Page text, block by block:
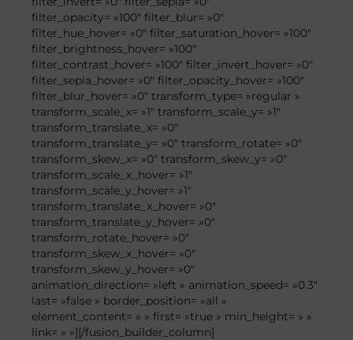
filter_opacity= »100″ filter_blur= »0″
filter_hue_hover= »0″ filter_saturation_hover= »100″
filter_brightness_hover= »100″
filter_contrast_hover= »100″ filter_invert_hover= »0″
filter_sepia_hover= »0″ filter_opacity_hover= »100″
filter_blur_hover= »0″ transform_type= »regular »
transform_scale_x= »1″ transform_scale_y= »1″
transform_translate_x= »0″
transform_translate_y= »0″ transform_rotate= »0″
transform_skew_x= »0″ transform_skew_y= »0″
transform_scale_x_hover= »1″
transform_scale_y_hover= »1″
transform_translate_x_hover= »0″
transform_translate_y_hover= »0″
transform_rotate_hover= »0″
transform_skew_x_hover= »0″
transform_skew_y_hover= »0″
animation_direction= »left » animation_speed= »0.3″
last= »false » border_position= »all »
element_content= » » first= »true » min_height= » »
link= » »][/fusion_builder_column]